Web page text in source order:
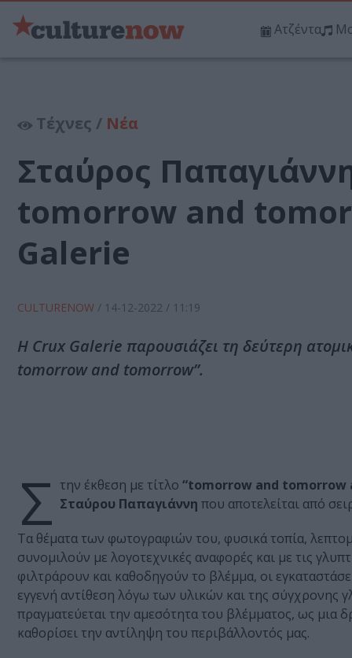
Ατζέντα
Τέχνες / Νέα
Σταύρος
tomorrow and
Galerie
CULTURENOW / 14-12-2022 / 11:19
H Crux Galerie παρουσιάζει τη δεύτερη
tomorrow and tomorrow”.
Σ την έκθεση με τίτλο “tomorrow and tomorrow
Σταύρου Παπαγιάννη που αποτελείται από
Τα θέματα των φωτογραφιών του, φυσικά τοπία,
συνομιλούν με λογοτεχνικές αναφορές και με τις
φιλτράρουν και καθοδηγούν το βλέμμα, οι
εγγενή αντίθεση λόγω των υλικών και της σύγχρονης
πραγματεύεται την αμεσότητα του βλέμματος, ως μια
καθορίσει την αντίληψη του περιβάλλοντός μας.